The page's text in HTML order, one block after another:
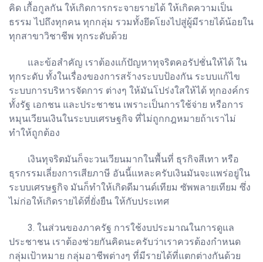
คิด เกื้อกูลกัน ให้เกิดการกระจายรายได้ ให้เกิดความเป็น
ธรรม ไปถึงทุกคน ทุกกลุ่ม รวมทั้งยึดโยงไปสู่ผู้มีรายได้น้อยใน
ทุกสาขาวิชาชีพ ทุกระดับด้วย
และข้อสำคัญ เราต้องแก้ปัญหาทุจริตคอรัปชั่นให้ได้ ใน
ทุกระดับ ทั้งในเรื่องของการสร้างระบบป้องกัน ระบบแก้ไข
ระบบการบริหารจัดการ ต่างๆ ให้มันโปร่งใสให้ได้ ทุกองค์กร
ทั้งรัฐ เอกชน และประชาชน เพราะเป็นการใช้จ่าย หรือการ
หมุนเวียนเงินในระบบเศรษฐกิจ ที่ไม่ถูกกฎหมายถ้าเราไม่
ทำให้ถูกต้อง
เงินทุจริตมันก็จะวนเวียนมากในพื้นที่ ธุรกิจสีเทา หรือ
ธุรกรรมเลี่ยงการเสียภาษี อันนี้แหละครับเงินมันจะแพร่อยู่ใน
ระบบเศรษฐกิจ มันก็ทำให้เกิดดีมานด์เทียม ซัพพลายเทียม ซึ่ง
ไม่ก่อให้เกิดรายได้ที่ยั่งยืน ให้กับประเทศ
3. ในส่วนของภาครัฐ การใช้งบประมาณในการดูแล
ประชาชน เราต้องช่วยกันคิดนะครับว่าเราควรต้องกำหนด
กลุ่มเป้าหมาย กลุ่มอาชีพต่างๆ ที่มีรายได้ที่แตกต่างกันด้วย